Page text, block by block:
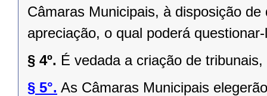
Câmaras Municipais, à disposição
apreciação, o qual poderá
§ 4º. É vedada a criação de
§ 5°. As Câmaras Municipais